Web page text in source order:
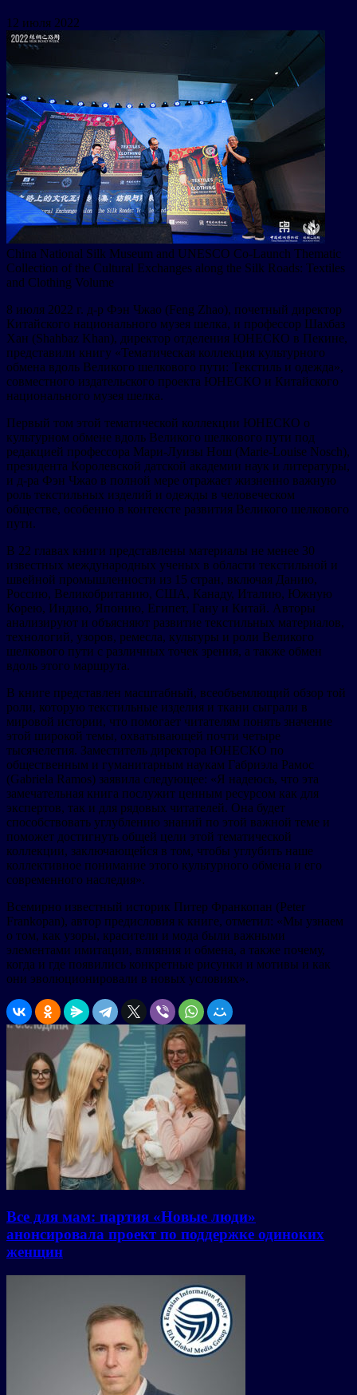
12 июля 2022
China National Silk Museum and UNESCO Co-Launch Thematic
Collection of the Cultural Exchanges along the Silk Roads: Textiles
and Clothing Volume
8 июля 2022 г. д-р Фэн Чжао (Feng Zhao), почетный директор
Китайского национального музея шелка, и профессор Шахбаз
Хан (Shahbaz Khan), директор отделения ЮНЕСКО в Пекине,
представили книгу «Тематическая коллекция культурного
обмена вдоль Великого шелкового пути: Текстиль и одежда»,
совместного издательского проекта ЮНЕСКО и Китайского
национального музея шелка.
Первый том этой тематической коллекции ЮНЕСКО о
культурном обмене вдоль Великого шелкового пути под
редакцией профессора Мари-Луизы Нош (Marie-Louise Nosch),
президента Королевской датской академии наук и литературы,
и д-ра Фэн Чжао в полной мере отражает жизненно важную
роль текстильных изделий и одежды в человеческом
обществе, особенно в контексте развития Великого шелкового
пути.
В 22 главах книги представлены материалы не менее 30
известных международных ученых в области текстильной и
швейной промышленности из 15 стран, включая Данию,
Россию, Великобританию, США, Канаду, Италию, Южную
Корею, Индию, Японию, Египет, Гану и Китай. Авторы
анализируют и объясняют развитие текстильных материалов,
технологий, узоров, ремесла, культуры и роли Великого
шелкового пути с различных точек зрения, а также обмен
вдоль этого маршрута.
В книге представлен масштабный, всеобъемлющий обзор той
роли, которую текстильные изделия и ткани сыграли в
мировой истории, что помогает читателям понять значение
этой широкой темы, охватывающей почти четыре
тысячелетия. Заместитель директора ЮНЕСКО по
общественным и гуманитарным наукам Габриэла Рамос
(Gabriela Ramos) заявила следующее: «Я надеюсь, что эта
замечательная книга послужит ценным ресурсом как для
экспертов, так и для рядовых читателей. Она будет
способствовать углублению знаний по этой важной теме и
поможет достигнуть общей цели этой тематической
коллекции, заключающейся в том, чтобы углубить наше
коллективное понимание этого культурного обмена и его
современного наследия».
Всемирно известный историк Питер Франкопан (Peter
Frankopan), автор предисловия к книге, отметил: «Мы узнаем
о том, как узоры, красители и мода были важными
элементами имитации, влияния и обмена, а также почему,
когда и где появились конкретные рисунки и мотивы и как
они эволюционировали в новых условиях».
Все для мам: партия «Новые люди»
анонсировала проект по поддержке одиноких
женщин